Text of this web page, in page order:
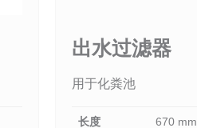
出水过滤器
用于化粪池
长度 670 mm